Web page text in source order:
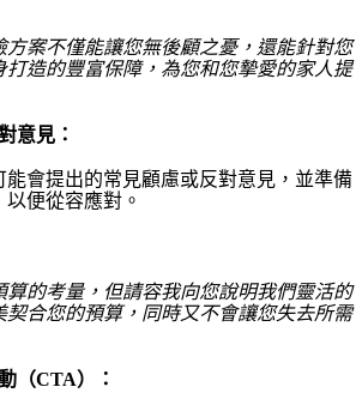
方案不僅能讓您無後顧之憂，還能針對您
打造的豐富保障，為您和您摯愛的家人提
意見：
能會提出的常見顧慮或反對意見，並準備
便從容應對。
算的考量，但請容我向您說明我們靈活的
契合您的預算，同時又不會讓您失去所需
（CTA）：